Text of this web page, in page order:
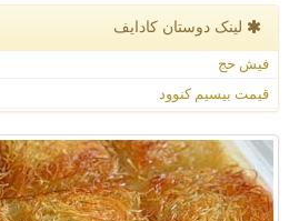
لینک دوستان كادایف
فیش حج
قیمت بیسیم کنوود